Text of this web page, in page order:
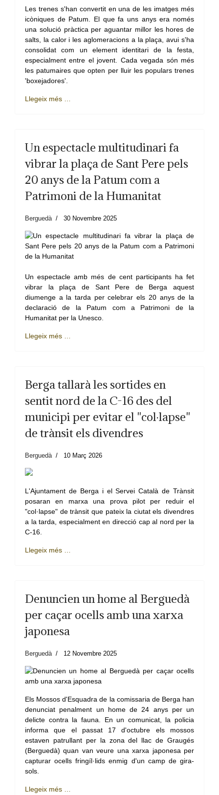
Les trenes s'han convertit en una de les imatges més
icòniques de Patum. El que fa uns anys era només
una solució pràctica per aguantar millor les hores de
salts, la calor i les aglomeracions a la plaça, avui s'ha
consolidat com un element identitari de la festa,
especialment entre el jovent. Cada vegada són més
les patumaires que opten per lluir les populars trenes
'boxejadores'.
Llegeix més …
Un espectacle multitudinari fa
vibrar la plaça de Sant Pere pels
20 anys de la Patum com a
Patrimoni de la Humanitat
Berguedà 30 Novembre 2025
Un espectacle amb més de cent participants ha fet
vibrar la plaça de Sant Pere de Berga aquest
diumenge a la tarda per celebrar els 20 anys de la
declaració de la Patum com a Patrimoni de la
Humanitat per la Unesco.
Llegeix més …
Berga tallarà les sortides en
sentit nord de la C-16 des del
municipi per evitar el "col·lapse"
de trànsit els divendres
Berguedà 10 Març 2026
L'Ajuntament de Berga i el Servei Català de Trànsit
posaran en marxa una prova pilot per reduir el
"col·lapse" de trànsit que pateix la ciutat els divendres
a la tarda, especialment en direcció cap al nord per la
C-16.
Llegeix més …
Denuncien un home al Berguedà
per caçar ocells amb una xarxa
japonesa
Berguedà 12 Novembre 2025
Els Mossos d'Esquadra de la comissaria de Berga han
denunciat penalment un home de 24 anys per un
delicte contra la fauna. En un comunicat, la policia
informa que el passat 17 d'octubre els mossos
estaven patrullant per la zona del llac de Graugés
(Berguedà) quan van veure una xarxa japonesa per
capturar ocells fringíl·lids enmig d'un camp de gira-
sols.
Llegeix més …